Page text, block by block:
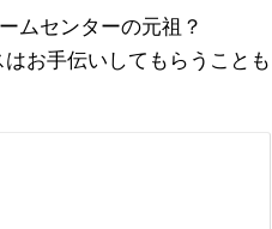
ムセンターの元祖？
お手伝いしてもらうことも